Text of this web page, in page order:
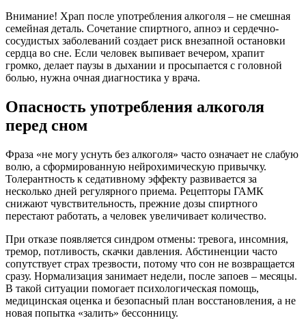
Внимание! Храп после употребления алкоголя – не смешная
семейная деталь. Сочетание спиртного, апноэ и сердечно-
сосудистых заболеваний создает риск внезапной остановки
сердца во сне. Если человек выпивает вечером, храпит
громко, делает паузы в дыхании и просыпается с головной
болью, нужна очная диагностика у врача.
Опасность употребления алкоголя
перед сном
Фраза «не могу уснуть без алкоголя» часто означает не слабую
волю, а сформированную нейрохимическую привычку.
Толерантность к седативному эффекту развивается за
несколько дней регулярного приема. Рецепторы ГАМК
снижают чувствительность, прежние дозы спиртного
перестают работать, а человек увеличивает количество.
При отказе появляется синдром отмены: тревога, инсомния,
тремор, потливость, скачки давления. Абстиненции часто
сопутствует страх трезвости, потому что сон не возвращается
сразу. Нормализация занимает недели, после запоев – месяцы.
В такой ситуации помогает психологическая помощь,
медицинская оценка и безопасный план восстановления, а не
новая попытка «залить» бессонницу.